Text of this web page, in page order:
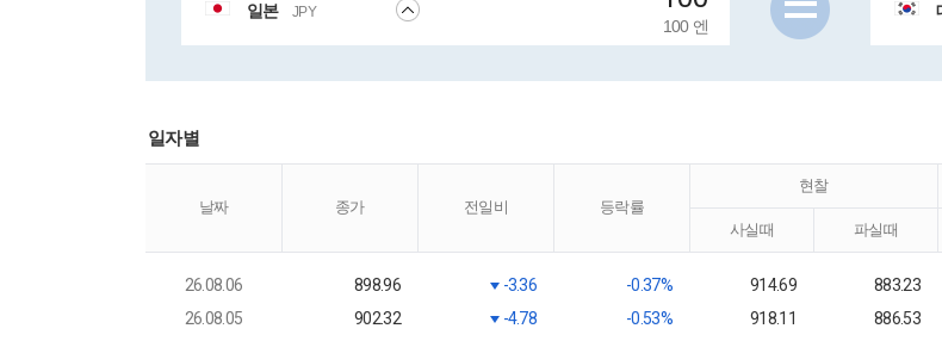
일본 JPY
100 엔
일자별
날짜 종가 전일비 등락률
현찰
사실때
파실때
26.08.06 898.96 -3.36 -0.37% 914.69 883.23
26.08.05
902.32 -4.78 -0.53% 918.11 886.53